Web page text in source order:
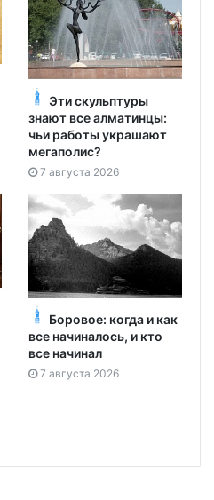
Эти скульптуры
знают все алматинцы:
чьи работы украшают
мегаполис?
7 августа 2026
Боровое: когда и как
все начиналось, и кто
все начинал
7 августа 2026